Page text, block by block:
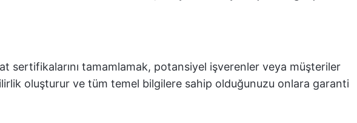
sertifikalarını tamamlamak, potansiyel işverenler veya müşteriler
oluşturur ve tüm temel bilgilere sahip olduğunuzu onlara garanti